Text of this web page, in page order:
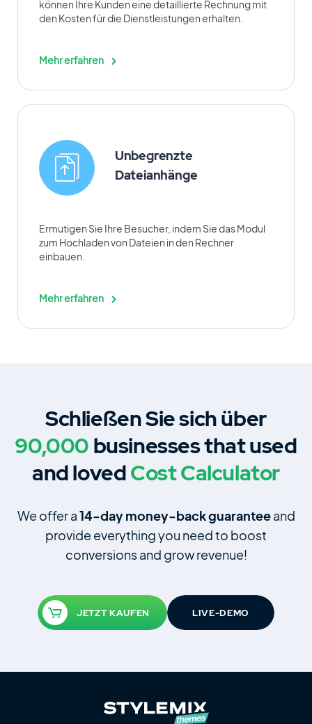
können Ihre Kunden eine detaillierte Rechnung mit
den Kosten für die Dienstleistungen erhalten.
Mehr erfahren
Unbegrenzte
Dateianhänge
Ermutigen Sie Ihre Besucher, indem Sie das Modul
zum Hochladen von Dateien in den Rechner
einbauen.
Mehr erfahren
Schließen Sie sich über
90,000 businesses that used
and lovedCost Calculator
We offer a 14‑day money‑back guaranteeand
provide everything you need to boost
conversions and grow revenue!
JETZT KAUFEN LIVE-DEMO